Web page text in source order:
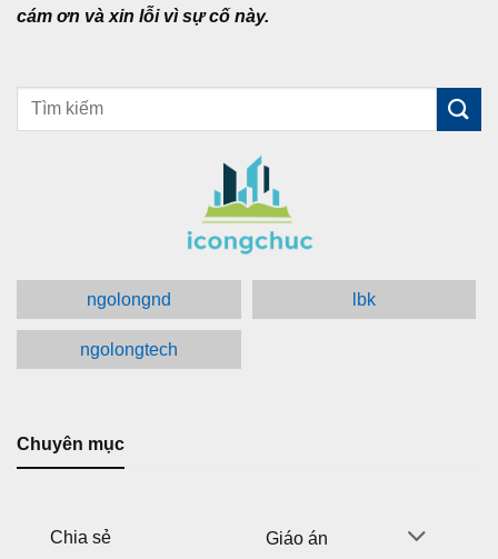
cám ơn và xin lỗi vì sự cố này.
ngolongnd lbk
ngolongtech
Chuyên mục
Chia sẻ Giáo án